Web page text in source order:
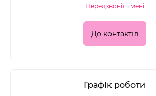
Передзвоніть мені
До контактів
Графік роботи